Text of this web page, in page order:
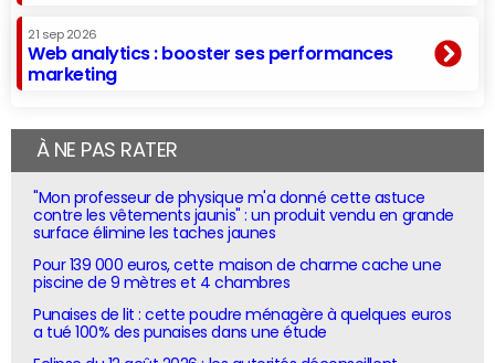
21 sep 2026
Web analytics : booster ses performances
marketing
À NE PAS RATER
"Mon professeur de physique m'a donné cette astuce
contre les vêtements jaunis" : un produit vendu en grande
surface élimine les taches jaunes
Pour 139 000 euros, cette maison de charme cache une
piscine de 9 mètres et 4 chambres
Punaises de lit : cette poudre ménagère à quelques euros
a tué 100% des punaises dans une étude